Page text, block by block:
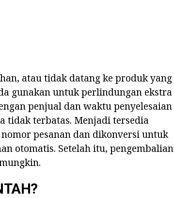
atau tidak datang ke produk yang
gunakan untuk perlindungan ekstra
penjual dan waktu penyelesaian
tidak terbatas. Menjadi tersedia
pesanan dan dikonversi untuk
otomatis. Setelah itu, pengembalian